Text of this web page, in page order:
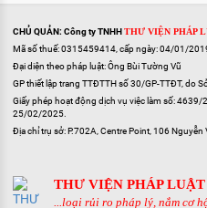
CHỦ QUẢN: Công ty TNHHTHƯ VIỆN PHÁP
Mã số thuế: 0315459414, cấp ngày: 04/01/
Đại diện theo pháp luật: Ông Bùi Tường Vũ
GP thiết lập trang TTĐTTH số 30/GP-TTĐT, do
Giấy phép hoạt động dịch vụ việc làm số:
25/02/2025.
Địa chỉ trụ sở: P.702A, Centre Point, 106
THƯ VIỆN PHÁP LUẬT
...loại rủi ro pháp lý, nắm cơ